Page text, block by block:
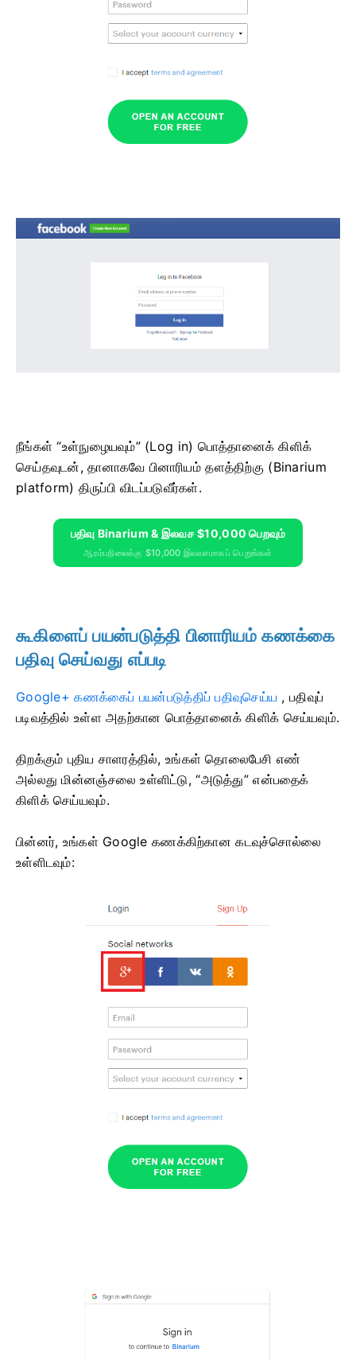
நீங்கள் “உள்நுழையவும்” (Log in) பொத்தானைக் கிளிக்
செய்தவுடன், தானாகவே பினாரியம் தளத்திற்கு (Binarium
platform) திருப்பி விடப்படுவீர்கள்.
பதிவு Binarium & இலவச $10,000 பெறவும்
ஆரம்பநிலைக்கு $10,000 இலவசமாகப் பெறுங்கள்
கூகிளைப் பயன்படுத்தி பினாரியம் கணக்கை
பதிவு செய்வது எப்படி
Google+ கணக்கைப் பயன்படுத்திப் பதிவுசெய்ய , பதிவுப்
படிவத்தில் உள்ள அதற்கான பொத்தானைக் கிளிக் செய்யவும்.
திறக்கும் புதிய சாளரத்தில், உங்கள் தொலைபேசி எண்
அல்லது மின்னஞ்சலை உள்ளிட்டு, “அடுத்து” என்பதைக்
கிளிக் செய்யவும்.
பின்னர், உங்கள் Google கணக்கிற்கான கடவுச்சொல்லை
உள்ளிடவும்: